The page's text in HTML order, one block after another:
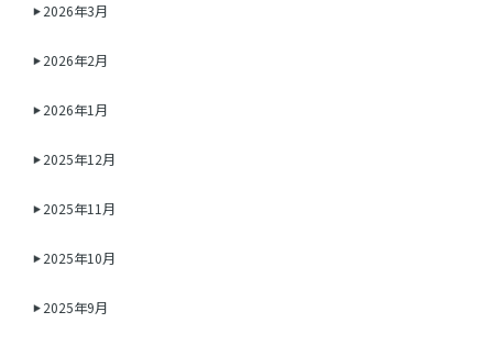
2026年3月
2026年2月
2026年1月
2025年12月
2025年11月
2025年10月
2025年9月